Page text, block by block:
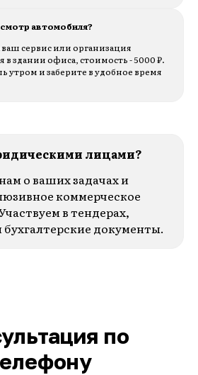
автомобиля?
сервис или организация
в здании офиса, стоимость - 5000 ₽.
утром и заберите в удобное время
лицами?
о ваших задачах и
коммерческое
в тендерах,
документы.
по